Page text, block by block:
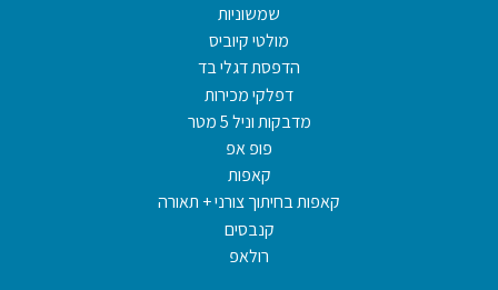
שמשוניות
מולטי קיוביס
הדפסת דגלי בד
דפלקי מכירות
מדבקות וניל 5 מטר
פופ אפ
קאפות
קאפות בחיתוך צורני + תאורה
קנבסים
רולאפ